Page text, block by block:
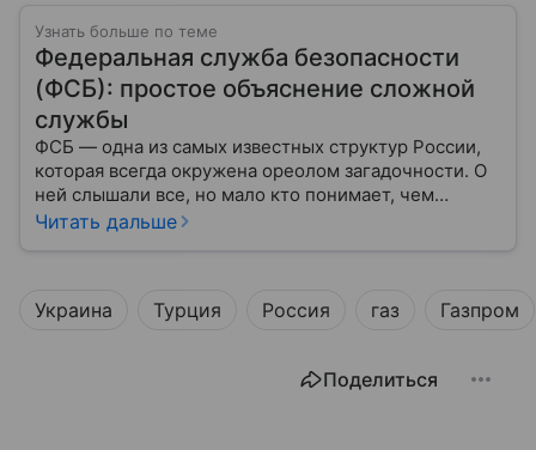
Узнать больше по теме
Федеральная служба безопасности
(ФСБ): простое объяснение сложной
службы
ФСБ — одна из самых известных структур России,
которая всегда окружена ореолом загадочности. О
ней слышали все, но мало кто понимает, чем
именно занимается Федеральная служба
Читать дальше
Украина Турция Россия газ Газпром
Поделиться